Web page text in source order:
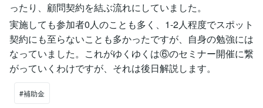
ったり、顧問契約を結ぶ流れにしていました。
実施しても参加者0人のことも多く、1-2人程度でスポット
契約にも至らないことも多かったですが、自身の勉強には
なっていました。これがゆくゆくは⑥のセミナー開催に繋
がっていくわけですが、それは後日解説します。
#補助金